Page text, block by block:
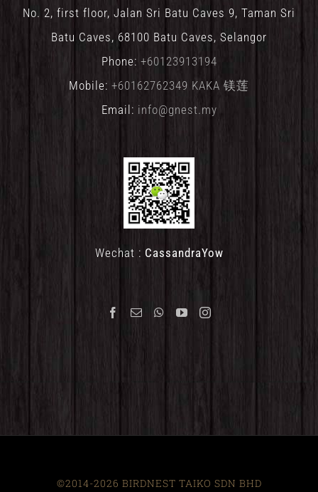
No. 2, first floor, Jalan Sri Batu Caves 9, Taman Sri
Batu Caves, 68100 Batu Caves, Selangor
Phone: +60123913194
Mobile: +60162762349 KAKA 镁莲
Email: info@gnest.my
Wechat : CassandraYow
©2014-2026 BIRDNEST TAIKO SDN BHD